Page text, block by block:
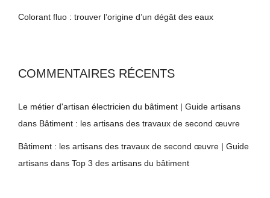
Colorant fluo : trouver l’origine d’un dégât des eaux
COMMENTAIRES RÉCENTS
Le métier d'artisan électricien du bâtiment | Guide artisans
dans Bâtiment : les artisans des travaux de second œuvre
Bâtiment : les artisans des travaux de second œuvre | Guide
artisans dans Top 3 des artisans du bâtiment